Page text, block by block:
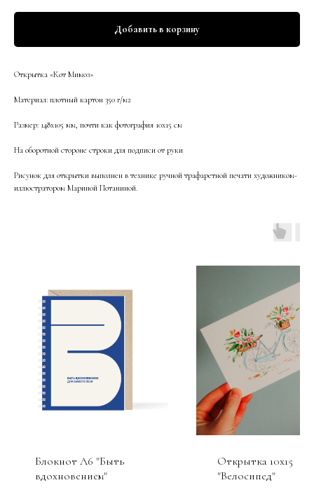
Добавить в корзину
Открытка «Кот Мимоз»
Материал: плотный картон 350 г/м2
Размер: 148х105 мм, почти как фотография 10х15 см
На оборотной стороне строки для подписи от руки
Рисунок для открытки выполнен в технике ручной трафаретной печати художником-
иллюстратором Мариной Потаниной.
Блокнот А6 "Быть
вдохновением"
Открытка 10х15
"Велосипед"